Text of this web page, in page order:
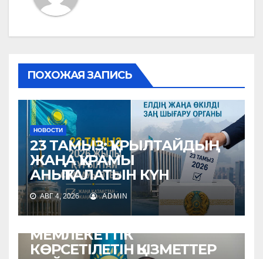
ПОХОЖАЯ ЗАПИСЬ
НОВОСТИ
23 ТАМЫЗ: ҚҰРЫЛТАЙДЫҢ
ЖАҢА ҚҰРАМЫ
АНЫҚТАЛАТЫН КҮН
АВГ 4, 2026 ADMIN
МЕМЛЕКЕТТІК
КӨРСЕТІЛЕТІН ҚЫЗМЕТТЕР